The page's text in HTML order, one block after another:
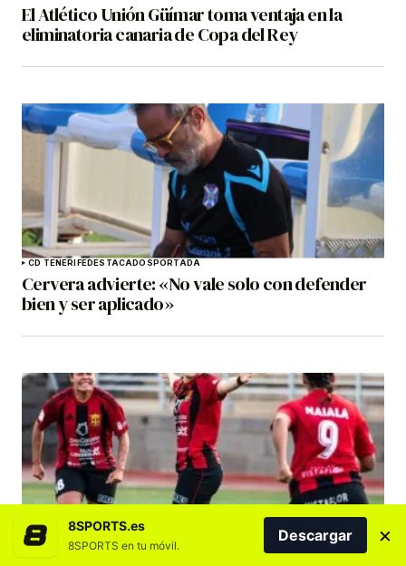
El Atlético Unión Güímar toma ventaja en la
eliminatoria canaria de Copa del Rey
CD TENERIFEDESTACADOSPORTADA
Cervera advierte: «No vale solo con defender
bien y ser aplicado»
DESTACADOSFÚTBOLFÚTBOL FEMENINO GRAN CANARIA
La RFEF adjudica al CF Unión Viera la vacante en
8SPORTS.es
8SPORTS en tu móvil.
Descargar ×